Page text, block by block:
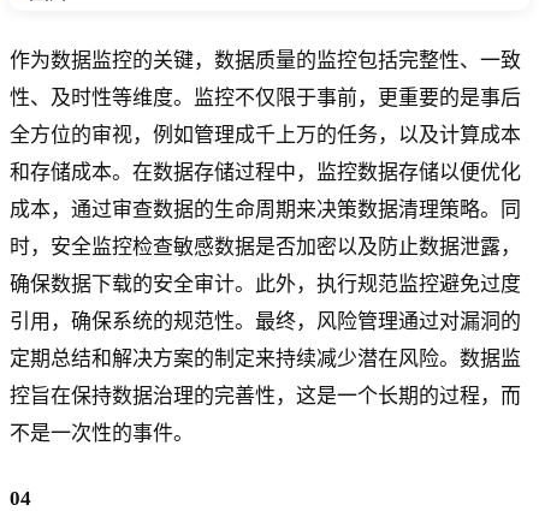
作为数据监控的关键，数据质量的监控包括完整性、一致
性、及时性等维度。监控不仅限于事前，更重要的是事后
全方位的审视，例如管理成千上万的任务，以及计算成本
和存储成本。在数据存储过程中，监控数据存储以便优化
成本，通过审查数据的生命周期来决策数据清理策略。同
时，安全监控检查敏感数据是否加密以及防止数据泄露，
确保数据下载的安全审计。此外，执行规范监控避免过度
引用，确保系统的规范性。最终，风险管理通过对漏洞的
定期总结和解决方案的制定来持续减少潜在风险。数据监
控旨在保持数据治理的完善性，这是一个长期的过程，而
不是一次性的事件。
04